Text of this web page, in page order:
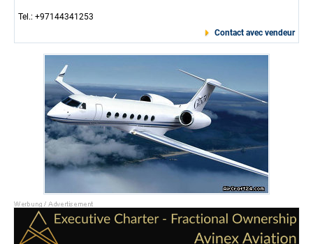
Tel.: +97144341253
Contact avec vendeur